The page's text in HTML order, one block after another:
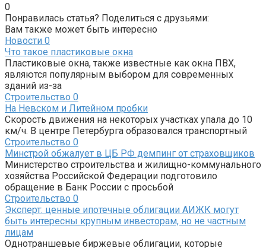
0
Понравилась статья? Поделиться с друзьями:
Вам также может быть интересно
Новости 0
Что такое пластиковые окна
Пластиковые окна, также известные как окна ПВХ,
являются популярным выбором для современных
зданий из-за
Строительство 0
На Невском и Литейном пробки
Скорость движения на некоторых участках упала до 10
км/ч. В центре Петербурга образовался транспортный
Строительство 0
Минстрой обжалует в ЦБ РФ демпинг от страховщиков
Министерство строительства и жилищно-коммунального
хозяйства Российской Федерации подготовило
обращение в Банк России с просьбой
Строительство 0
Эксперт: ценные ипотечные облигации АИЖК могут
быть интересны крупным инвесторам, но не частным
лицам
Однотраншевые биржевые облигации, которые